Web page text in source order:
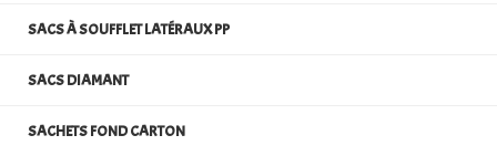
SACS À SOUFFLET LATÉRAUX PP
SACS DIAMANT
SACHETS FOND CARTON